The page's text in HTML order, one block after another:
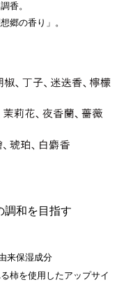
香。
郷の香り」。
調和を目指す
来保湿成分
柿を使用したアップサイ